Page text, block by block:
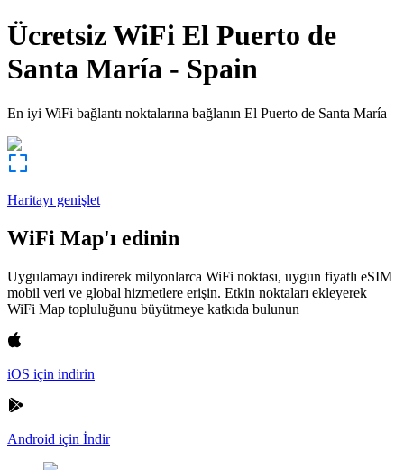
Ücretsiz WiFi El Puerto de
Santa María - Spain
En iyi WiFi bağlantı noktalarına bağlanın El Puerto de Santa María
Haritayı genişlet
WiFi Map'ı edinin
Uygulamayı indirerek milyonlarca WiFi noktası, uygun fiyatlı eSIM
mobil veri ve global hizmetlere erişin. Etkin noktaları ekleyerek
WiFi Map topluluğunu büyütmeye katkıda bulunun
iOS için indirin
Android için İndir